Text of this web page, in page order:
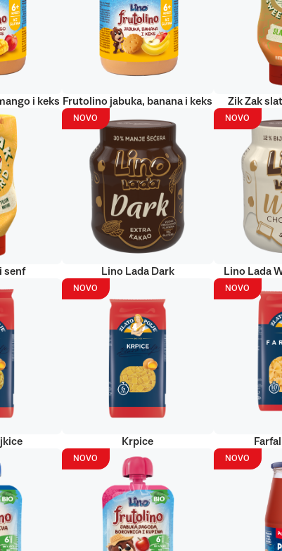
i keks Frutolino jabuka, banana i keks Zik Zak
senf
NOVO
Lino Lada Dark
NOVO
Lino Lada
NOVO
Krpice
NOVO
NOVO NOVO